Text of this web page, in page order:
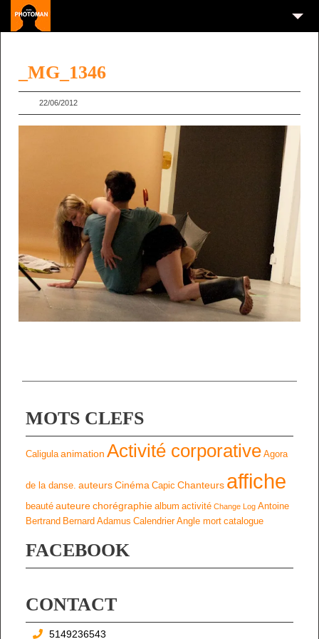
_MG_1346
22/06/2012
MOTS CLEFS
Caligula animation Activité corporative Agora
de la danse. auteursCinéma Capic Chanteurs affiche
beauté auteurechorégraphie album activité Change Log Antoine
Bertrand Bernard Adamus Calendrier Angle mort catalogue
FACEBOOK
CONTACT
5149236543